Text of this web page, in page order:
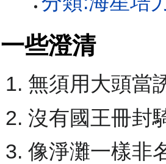
一些澄清
無須用大頭當
沒有國王冊封
像淨灘一樣非